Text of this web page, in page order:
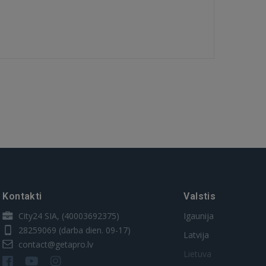
Kontakti
City24 SIA, (40003692375)
28259069 (darba dien. 09-17)
contact@getapro.lv
Valstis
Igaunija
Latvija
Lietuva